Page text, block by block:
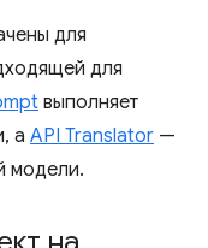
для
для
выполняет
а API Translator —
модели.